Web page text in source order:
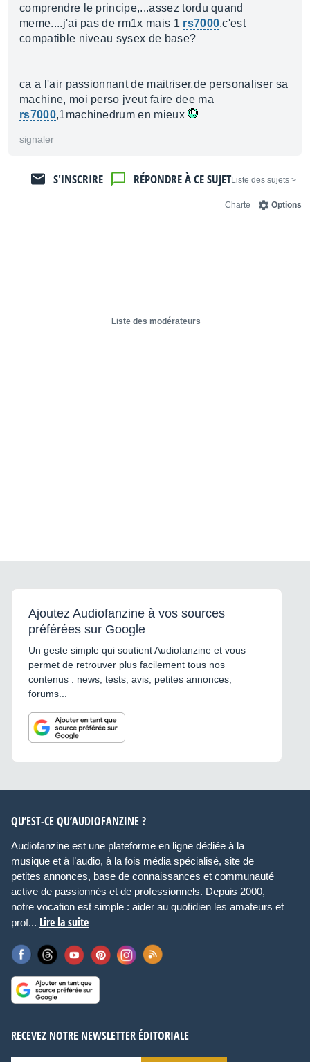
comprendre le principe,...assez tordu quand
meme....j'ai pas de rm1x mais 1 rs7000,c'est
compatible niveau sysex de base?
ca a l'air passionnant de maitriser,de personaliser sa
machine, moi perso jveut faire dee ma
rs7000,1machinedrum en mieux
signaler
< Liste des sujets
RÉPONDRE À CE SUJET
S'INSCRIRE
Options
Charte
Liste des modérateurs
Ajoutez Audiofanzine à vos sources
préférées sur Google
Un geste simple qui soutient Audiofanzine et vous
permet de retrouver plus facilement tous nos
contenus : news, tests, avis, petites annonces,
forums...
QU’EST-CE QU’AUDIOFANZINE ?
Audiofanzine est une plateforme en ligne dédiée à la
musique et à l’audio, à la fois média spécialisé, site de
petites annonces, base de connaissances et communauté
active de passionnés et de professionnels. Depuis 2000,
notre vocation est simple : aider au quotidien les amateurs et
prof... Lire la suite
RECEVEZ NOTRE NEWSLETTER ÉDITORIALE